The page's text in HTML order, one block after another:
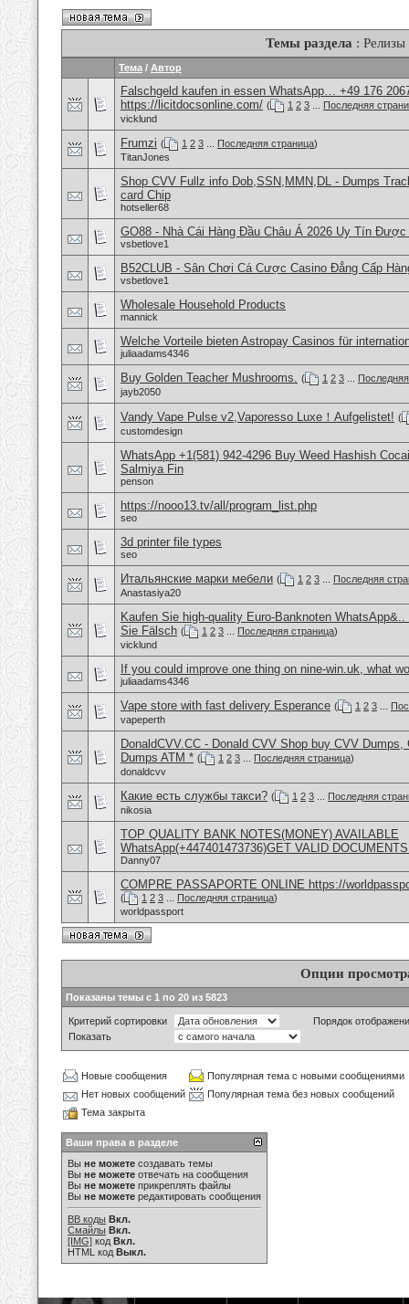
Темы раздела : Релизы
Тема / Автор
Falschgeld kaufen in essen WhatsApp… +49 176
https://licitdocsonline.com/ ( 1 2 3
Последняя
vicklund
Frumzi ( 1 2 3 Последняя страница)
TitanJones
Shop CVV Fullz info Dob,SSN,MMN,DL - Dumps
card Chip
hotseller68
GO88 - Nhà Cái Hàng Đầu Châu Á 2026 Uy Tín
vsbetlove1
B52CLUB - Sân Chơi Cá Cược Casino Đẳng Cấp
vsbetlove1
Wholesale Household Products
mannick
Welche Vorteile bieten Astropay Casinos für
juliaadams4346
Buy Golden Teacher Mushrooms. ( 1 2 3
jayb2050
Vandy Vape Pulse v2,Vaporesso Luxe！Aufgelistet! (
customdesign
WhatsApp +1(581) 942-4296 Buy Weed Hashish
Salmiya Fin
penson
https://nooo13.tv/all/program_list.php
seo
3d printer file types
seo
Итальянские марки мебели ( 1 2 3
Последняя
Anastasiya20
Kaufen Sie high-quality Euro-Banknoten
Sie Fälsch ( 1 2 3 Последняя страница)
vicklund
If you could improve one thing on nine-win.uk, what
juliaadams4346
Vape store with fast delivery Esperance ( 1 2 3
vapeperth
DonaldCVV.CC - Donald CVV Shop buy CVV
Dumps ATM * ( 1 2 3 Последняя страница)
donaldcvv
Какие есть службы такси? ( 1 2 3
Последняя
nikosia
TOP QUALITY BANK NOTES(MONEY) AVAILABLE
WhatsApp(+447401473736)GET VALID
Danny07
COMPRE PASSAPORTE ONLINE https://
( 1 2 3 Последняя страница)
worldpassport
Опции
Показаны темы с 1 по 20 из 5823
Критерий сортировки
Порядок
Показать
Новые сообщения
Популярная тема с новыми сообщениями
Нет новых сообщений
Популярная тема без новых сообщений
Тема закрыта
Ваши права в разделе
Вы не можете создавать темы
Вы не можете отвечать на сообщения
Вы не можете прикреплять файлы
Вы не можете редактировать сообщения
BB коды Вкл.
Смайлы Вкл.
[IMG] код Вкл.
HTML код Выкл.